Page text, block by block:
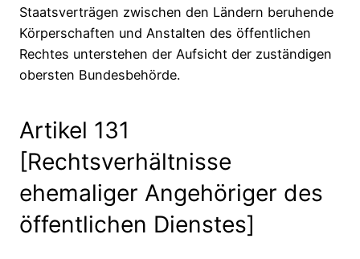
Staatsverträgen zwischen den Ländern beruhende
Körperschaften und Anstalten des öffentlichen
Rechtes unterstehen der Aufsicht der zuständigen
obersten Bundesbehörde.
Artikel 131
[Rechtsverhältnisse
ehemaliger Angehöriger des
öffentlichen Dienstes]